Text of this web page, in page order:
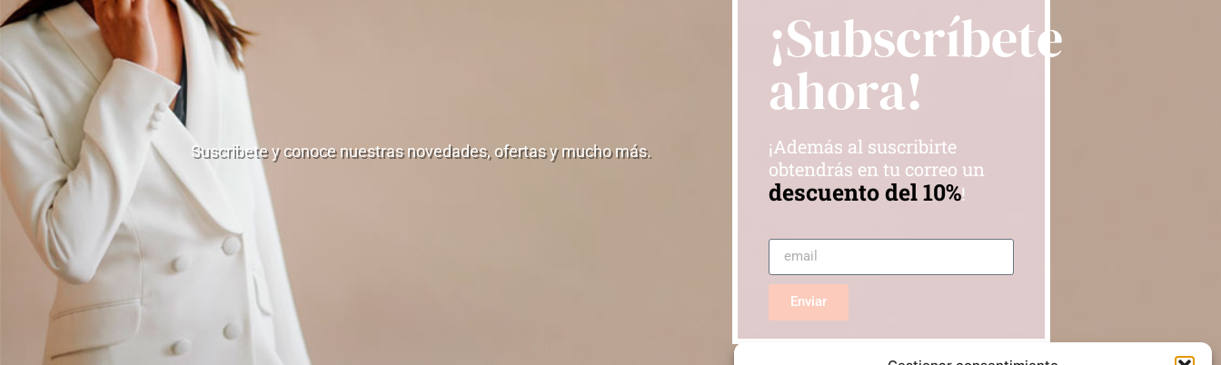
Suscribete y conoce nuestras novedades, ofertas y mucho más.
¡Subscríbete
ahora!
¡Además al suscribirte
obtendrás en tu correo un
descuento del 10%!
Enviar